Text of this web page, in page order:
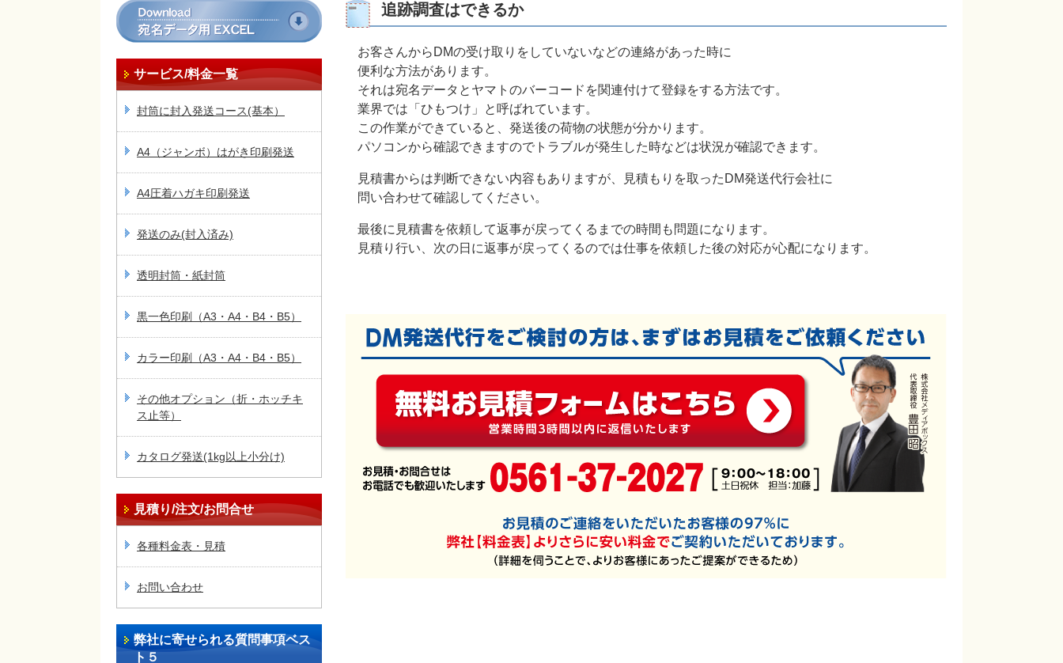
追跡調査はできるか
お客さんからDMの受け取りをしていないなどの連絡があった時に
便利な方法があります。
それは宛名データとヤマトのバーコードを関連付けて登録をする方法です。
業界では「ひもつけ」と呼ばれています。
この作業ができていると、発送後の荷物の状態が分かります。
パソコンから確認できますのでトラブルが発生した時などは状況が確認できます。
見積書からは判断できない内容もありますが、見積もりを取ったDM発送代行会社に
問い合わせて確認してください。
最後に見積書を依頼して返事が戻ってくるまでの時間も問題になります。
見積り行い、次の日に返事が戻ってくるのでは仕事を依頼した後の対応が心配になります。
サービス/料金一覧
封筒に封入発送コース(基本）
A4（ジャンボ）はがき印刷発送
A4圧着ハガキ印刷発送
発送のみ(封入済み)
透明封筒・紙封筒
黒一色印刷（A3・A4・B4・B5）
カラー印刷（A3・A4・B4・B5）
その他オプション（折・ホッチキ
ス止等）
カタログ発送(1kg以上小分け)
見積り/注文/お問合せ
各種料金表・見積
お問い合わせ
弊社に寄せられる質問事項ベス
ト５